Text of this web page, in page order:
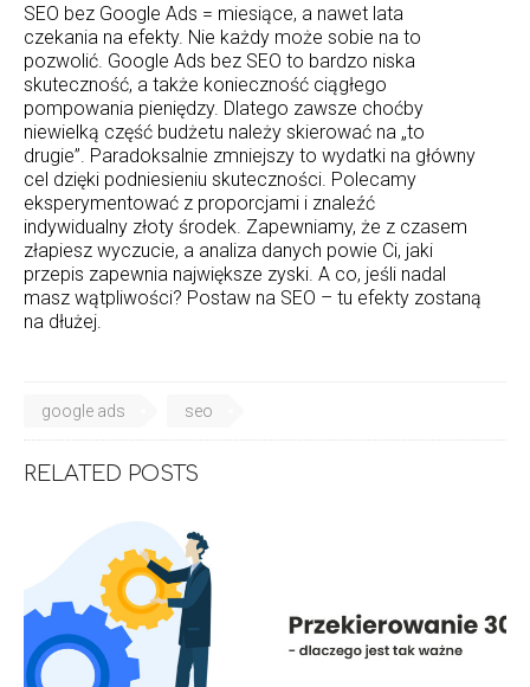
SEO bez Google Ads = miesiące, a nawet lata
czekania na efekty. Nie każdy może sobie na to
pozwolić. Google Ads bez SEO to bardzo niska
skuteczność, a także konieczność ciągłego
pompowania pieniędzy. Dlatego zawsze choćby
niewielką część budżetu należy skierować na „to
drugie”. Paradoksalnie zmniejszy to wydatki na główny
cel dzięki podniesieniu skuteczności. Polecamy
eksperymentować z proporcjami i znaleźć
indywidualny złoty środek. Zapewniamy, że z czasem
złapiesz wyczucie, a analiza danych powie Ci, jaki
przepis zapewnia największe zyski. A co, jeśli nadal
masz wątpliwości? Postaw na SEO – tu efekty zostaną
na dłużej.
google ads seo
RELATED POSTS